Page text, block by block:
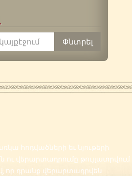
հոդվածների եւ նյութերի
վերարտադրումը թույլատրվում
որ դրանք վերարտադրվեն